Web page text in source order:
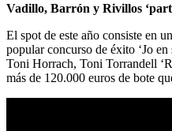
Vadillo, Barrón y Rivillos
El spot de este año consiste en
popular concurso de éxito ‘Jo
Toni Horrach, Toni Torrandell
más de 120.000 euros de bote